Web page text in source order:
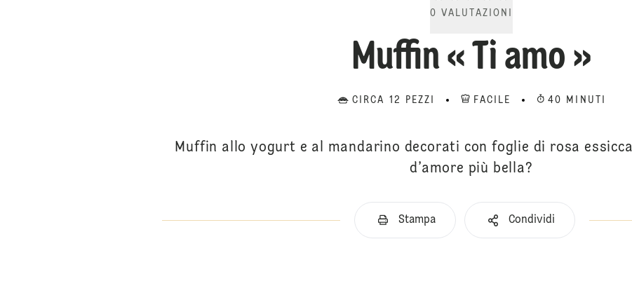
0 VALUTAZIONI
Muffin « Ti amo »
CIRCA 12 PEZZI FACILE 40 MINUTI
Muffin allo yogurt e al mandarino decorati con foglie di rosa
d’amore più bella?
Stampa Condividi